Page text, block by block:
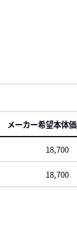
メーカー希望本体価
18,700
18,700